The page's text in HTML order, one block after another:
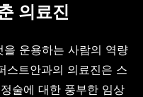
의료진
운용하는 사람의 역량
스트안과의 의료진은 스
술에 대한 풍부한 임상